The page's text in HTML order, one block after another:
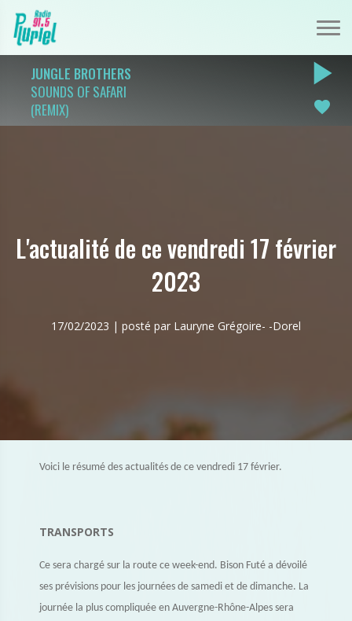
JUNGLE BROTHERS
SOUNDS OF SAFARI
(REMIX)
play_arrow
favorite
L'actualité de ce vendredi 17 février
2023
17/02/2023 | posté par Lauryne Grégoire- -Dorel
Voici le résumé des actualités de ce vendredi 17 février.
TRANSPORTS
Ce sera chargé sur la route ce week-end. Bison Futé a dévoilé
ses prévisions pour les journées de samedi et de dimanche. La
journée la plus compliquée en Auvergne-Rhône-Alpes sera